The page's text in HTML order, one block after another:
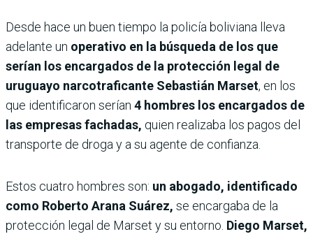
Desde hace un buen tiempo la policía boliviana lleva
adelante un operativo en la búsqueda de los que
serían los encargados de la protección legal de
uruguayo narcotraficante Sebastián Marset, en los
que identificaron serían 4 hombres los encargados de
las empresas fachadas, quien realizaba los pagos del
transporte de droga y a su agente de confianza.
Estos cuatro hombres son: un abogado, identificado
como Roberto Arana Suárez, se encargaba de la
protección legal de Marset y su entorno. Diego Marset,